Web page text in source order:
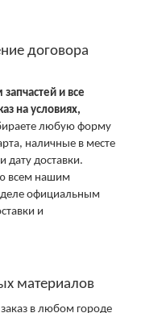
договора
и все
на условиях,
любую форму
наличные в месте
дату доставки.
всем нашим
деле официальным
и
материалов
в любом городе